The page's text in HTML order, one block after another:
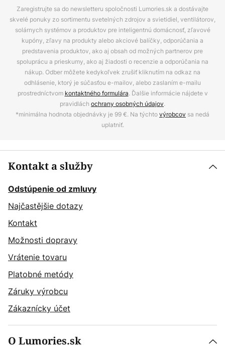
Zaregistrujte sa do newsletteru spoločnosti Lumories.sk a dostávajte
skvelé ponuky zo sortimentu svetelných zdrojov a svietidiel, ventilátorov,
solárnych systémov a produktov pre inteligentnú domácnosť, zľavové
kupóny, zľavy na produkty alebo akciové balíčky, odporúčania a
predstavenia produktov, ako aj obsah od možných partnerov pre
spoluprácu a prieskumy, ako aj žiadosti o recenzie a odporúčania na
nákup. Odber môžete kedykoľvek zrušiť kliknutím na odkaz na
odhlásenie, ktorý je súčasťou e-mailov, alebo zaslaním e-mailu
prostredníctvom kontaktného formulára. Ďalšie informácie nájdete v
pravidlách ochrany osobných údajov.
*minimálna hodnota objednávky je 99 €. Na týchtovýrobcov sa nedá
uplatniť.
Kontakt a služby
Odstúpenie od zmluvy
Najčastějšie dotazy
Kontakt
Možnosti dopravy
Vrátenie tovaru
Platobné metódy
Záruky výrobcu
Zákaznícky účet
O Lumories.sk